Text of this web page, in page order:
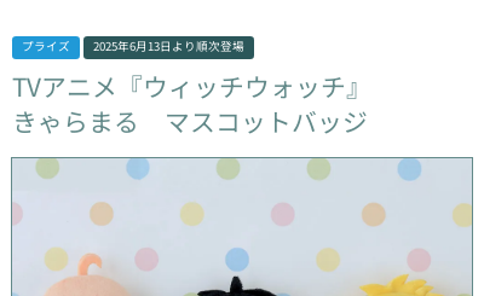
プライズ 2025年6月13日 より順次登場
TVアニメ『ウィッチウォッチ』
きゃらまる
マスコットバッジ